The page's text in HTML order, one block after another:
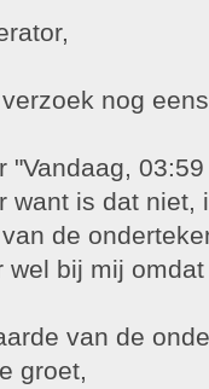
nog
"Vandaag,
want is dat niet,
de
wel bij mij
van de
groet,